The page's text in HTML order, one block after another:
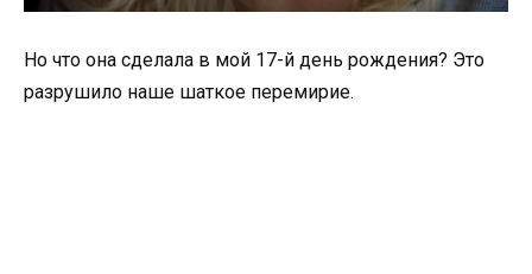
Но что она сделала в мой 17-й день рождения? Это
разрушило наше шаткое перемирие.